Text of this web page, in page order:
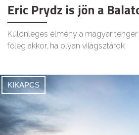
Eric Prydz is jön a
Különleges élmény a magyar
főleg akkor, ha olyan világsztárok
KIKAPCS